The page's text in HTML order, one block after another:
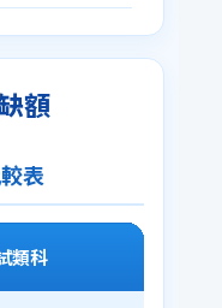
額
表
類科